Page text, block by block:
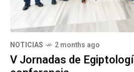
NOTICIAS 2 months ago
V Jornadas de